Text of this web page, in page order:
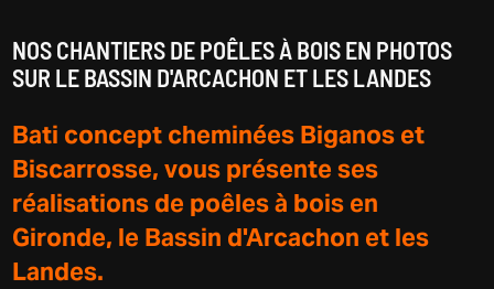
NOS CHANTIERS DE POÊLES À BOIS EN PHOTOS
SUR LE BASSIN D'ARCACHON ET LES LANDES
Bati concept cheminées Biganos et
Biscarrosse, vous présente ses
réalisations de poêles à bois en
Gironde, le Bassin d'Arcachon et les
Landes.